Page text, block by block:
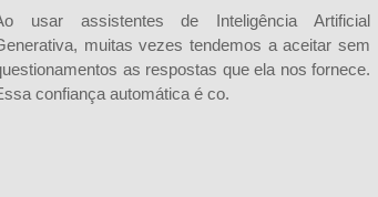
usar assistentes de Inteligência Artificial
muitas vezes tendemos a aceitar sem
as respostas que ela nos fornece.
confiança automática é co.